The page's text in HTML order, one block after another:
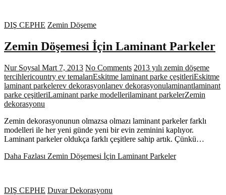
DIŞ CEPHE Zemin Döşeme
Zemin Döşemesi İçin Laminant Parkeler
Nur Soysal Mart 7, 2013 No Comments 2013 yılı zemin döşeme
tercihlericountry ev temalarıEskitme laminant parke çeşitleriEskitme
laminant parkelerev dekorasyonlarıev dekorasyonulaminantlaminant
parke çeşitleriLaminant parke modellerilaminant parkelerZemin
dekorasyonu
Zemin dekorasyonunun olmazsa olmazı laminant parkeler farklı
modelleri ile her yeni günde yeni bir evin zeminini kaplıyor.
Laminant parkeler oldukça farklı çeşitlere sahip artık. Çünkü…
Daha Fazlası Zemin Döşemesi İçin Laminant Parkeler
DIŞ CEPHE Duvar Dekorasyonu